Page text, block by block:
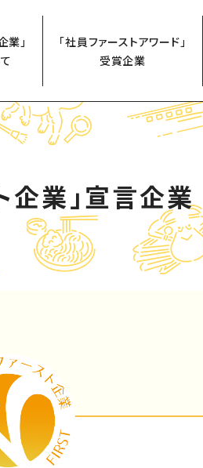
業」
「社員ファーストアワード」
受賞企業
企業」宣言企業